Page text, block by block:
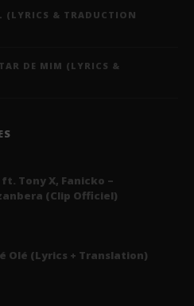
(LYRICS & TRADUCTION
DE MIM (LYRICS &
Tony X, Fanicko –
(Clip Officiel)
Olé (Lyrics + Translation)